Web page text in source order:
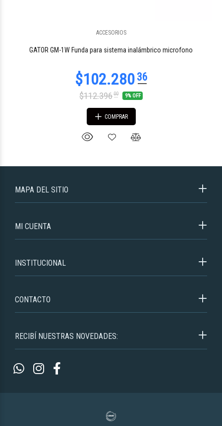
ACCESORIOS
GATOR GM-1W Funda para sistema inalámbrico microfono
$112.39600 9% OFF
COMPRAR
RECIBÍ NUESTRAS NOVEDADES:
MAPA DEL SITIO
MI CUENTA
INSTITUCIONAL
CONTACTO